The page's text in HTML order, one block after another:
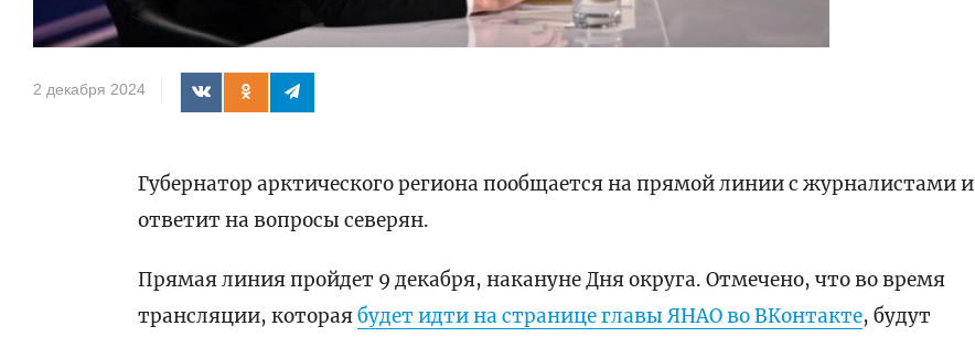
2 декабря 2024
Губернатор арктического региона пообщается на прямой линии с журналистами и
ответит на вопросы северян.
Прямая линия пройдет 9 декабря, накануне Дня округа. Отмечено, что во время
трансляции, котораябудет идти на странице главы ЯНАО во ВКонтакте, будут